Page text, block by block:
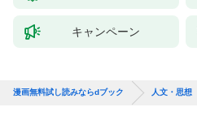
キャンペーン
漫画無料試し読みならdブック 人文・思想